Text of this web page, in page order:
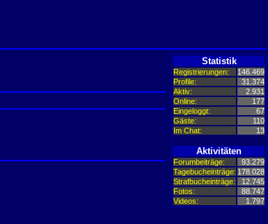
Statistik
Registrierungen:
146.469
Profile:
31.374
Aktiv:
2.931
Online:
177
Eingeloggt:
67
Gäste:
110
Im Chat:
13
Aktivitäten
Forumbeiträge:
93.279
Tagebucheinträge: 178.028
Strafbucheinträge:
12.745
Fotos:
88.747
Videos:
1.797